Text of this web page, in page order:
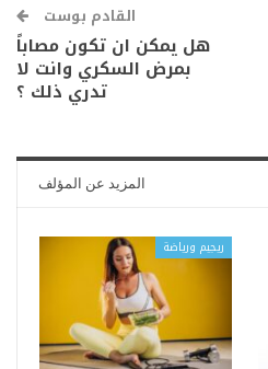
القادم بوست
هل يمكن ان تكون مصاباً
بمرض السكري وانت لا
تدري ذلك ؟
المزيد عن المؤلف
ريجيم ورياضة